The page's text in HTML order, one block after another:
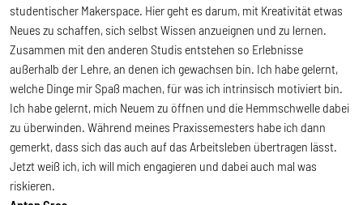
studentischer Makerspace. Hier geht es darum, mit Kreativität etwas
Neues zu schaffen, sich selbst Wissen anzueignen und zu lernen.
Zusammen mit den anderen Studis entstehen so Erlebnisse
außerhalb der Lehre, an denen ich gewachsen bin. Ich habe gelernt,
welche Dinge mir Spaß machen, für was ich intrinsisch motiviert bin.
Ich habe gelernt, mich Neuem zu öffnen und die Hemmschwelle dabei
zu überwinden. Während meines Praxissemesters habe ich dann
gemerkt, dass sich das auch auf das Arbeitsleben übertragen lässt.
Jetzt weiß ich, ich will mich engagieren und dabei auch mal was
riskieren.